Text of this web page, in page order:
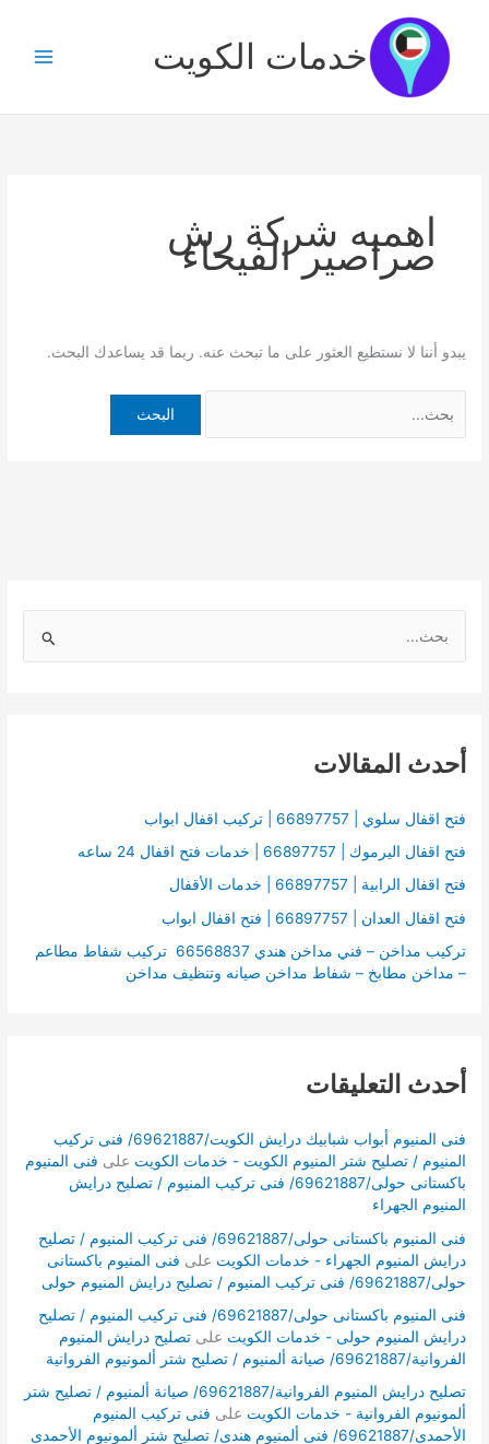
المحتوى
خدمات الكويت
اهميه شركة رش
صراصير الفيحاء
يبدو أننا لا نستطيع العثور على ما تبحث عنه. ربما قد يساعدك البحث.
عن:
ث
ن
:
أحدث المقالات
فتح اقفال سلوي | 66897757 | تركيب اقفال ابواب
فتح اقفال اليرموك | 66897757 | خدمات فتح اقفال 24 ساعه
فتح اقفال الرابية | 66897757 | خدمات الأقفال
فتح اقفال العدان | 66897757 | فتح اقفال ابواب
تركيب مداخن – فني مداخن هندي 66568837 تركيب شفاط مطاعم
– مداخن مطابخ – شفاط مداخن صيانه وتنظيف مداخن
أحدث التعليقات
فنى المنيوم أبواب شبابيك درايش الكويت/69621887/ فنى تركيب
المنيوم / تصليح شتر المنيوم الكويت - خدمات الكويت على فنى المنيوم
باكستانى حولى/69621887/ فنى تركيب المنيوم / تصليح درايش
المنيوم الجهراء
فنى المنيوم باكستانى حولى/69621887/ فنى تركيب المنيوم / تصليح
درايش المنيوم الجهراء - خدمات الكويت على فنى المنيوم باكستانى
حولى/69621887/ فنى تركيب المنيوم / تصليح درايش المنيوم حولى
فنى المنيوم باكستانى حولى/69621887/ فنى تركيب المنيوم / تصليح
درايش المنيوم حولى - خدمات الكويت علىتصليح درايش المنيوم
الفروانية/69621887/ صيانة ألمنيوم / تصليح شتر ألمونيوم الفروانية
تصليح درايش المنيوم الفروانية/69621887/ صيانة ألمنيوم / تصليح شتر
ألمونيوم الفروانية - خدمات الكويت على فنى تركيب المنيوم
الأحمدى/69621887/ فنى ألمنيوم هندى/ تصليح شتر ألمونيوم الأحمدى